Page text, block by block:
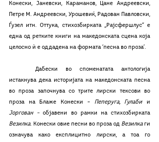
Конески, Јаневски, Караманов, Цане Андреевски,
Петре М. Андреевски, Урошевиќ, Радован Павловски,
Ѓузел итн. Оттука, стихозбирката „Рајсфершлус“ е
една од ретките книги на македонската сцена која
целосно ѝ е оддадена на формата ‘песна во проза’.
истакнува дека историјата на македонската песна
во проза започнува со трите лирски тексови во
проза на Блаже Конески –
Пеперуга, Гулаби
Јоргован –
Везилка. Конески овие песни во проза од Везилка ги
означува како експлицитно лирски, а тоа го